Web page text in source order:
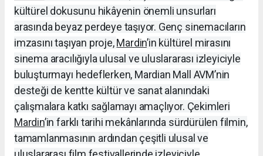
kültürel dokusunu hikâyenin önemli unsurları
arasında beyaz perdeye taşıyor. Genç sinemacıların
imzasını taşıyan proje,Mardin’in kültürel mirasını
sinema aracılığıyla ulusal ve uluslararası izleyiciyle
buluşturmayı hedeflerken, Mardian Mall AVM’nin
desteği de kentte kültür ve sanat alanındaki
çalışmalara katkı sağlamayı amaçlıyor. Çekimleri
Mardin’in farklı tarihi mekânlarında sürdürülen filmin,
tamamlanmasının ardından çeşitli ulusal ve